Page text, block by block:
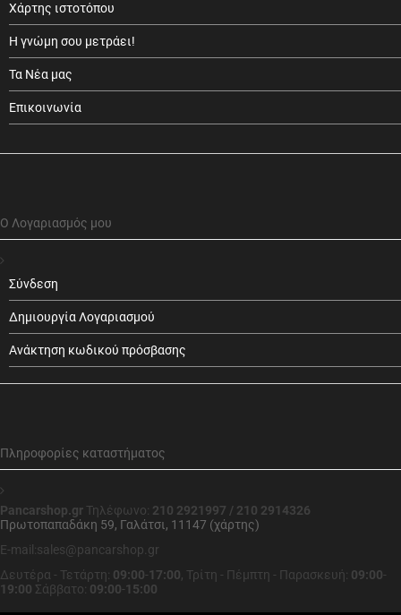
Χάρτης ιστοτόπου
Η γνώμη σου μετράει!
Τα Νέα μας
Επικοινωνία
Ο Λογαριασμός μου
Σύνδεση
Δημιουργία Λογαριασμού
Ανάκτηση κωδικού πρόσβασης
Πληροφορίες καταστήματος
Pancarshop.gr Τηλέφωνο: 210 2921997 / 210 2914326
Πρωτοπαπαδάκη 59, Γαλάτσι, 11147 (χάρτης)
E-mail:sales@pancarshop.gr
Δευτέρα - Τετάρτη: 09:00-17:00, Τρίτη - Πέμπτη - Παρασκευή: 09:00-
19:00 Σάββατο: 09:00-15:00